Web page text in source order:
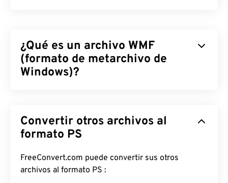
¿Qué es un archivo WMF
(formato de metarchivo de
Windows)?
almacenar imágenes vectoriales y de mapa de bits.
Microsoft diseñó WMF para compartir datos
precursor de 16 bits del metarchivo mejorado de
Windows (EMF) de 32 bits.
Convertir otros archivos al
formato PS
FreeConvert.com puede convertir sus otros
archivos al formato PS :